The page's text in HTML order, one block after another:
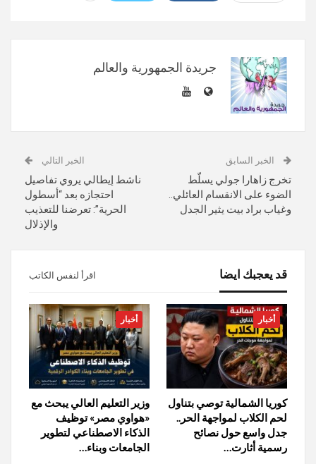
جريدة الجمهورية والعالم
الخبر السابق
تخرج زاهارا جولي يسلّط
الضوء على الانقسام العائلي..
وغياب براد بيت يثير الجدل
الخبر التالي
ناشط إيطالي يروي تفاصيل
احتجازه بعد “أسطول
الحرية”: تعرضنا للتعذيب
والإذلال
قد يعجبك ايضا اقرأ لنفس الكاتب
أخبار
كوريا الشمالية توصي بتناول
لحم الكلاب لمواجهة الحر..
جدل واسع حول نصائح
رسمية أثارت…
أخبار
وزير التعليم العالي يبحث مع
«هواوي مصر» توظيف
الذكاء الاصطناعي لتطوير
الجامعات وبناء…